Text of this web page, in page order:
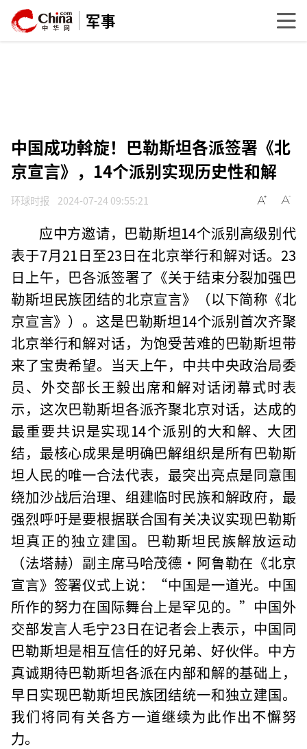
军事
中国成功斡旋！巴勒斯坦各派签署《北
京宣言》，14个派别实现历史性和解
环球时报 2024-07-24 09:55:21
应中方邀请，巴勒斯坦14个派别高级别代
表于7月21日至23日在北京举行和解对话。23
日上午，巴各派签署了《关于结束分裂加强巴
勒斯坦民族团结的北京宣言》（以下简称《北
京宣言》）。这是巴勒斯坦14个派别首次齐聚
北京举行和解对话，为饱受苦难的巴勒斯坦带
来了宝贵希望。当天上午，中共中央政治局委
员、外交部长王毅出席和解对话闭幕式时表
示，这次巴勒斯坦各派齐聚北京对话，达成的
最重要共识是实现14个派别的大和解、大团
结，最核心成果是明确巴解组织是所有巴勒斯
坦人民的唯一合法代表，最突出亮点是同意围
绕加沙战后治理、组建临时民族和解政府，最
强烈呼吁是要根据联合国有关决议实现巴勒斯
坦真正的独立建国。巴勒斯坦民族解放运动
（法塔赫）副主席马哈茂德·阿鲁勒在《北京
宣言》签署仪式上说：“中国是一道光。中国
所作的努力在国际舞台上是罕见的。”中国外
交部发言人毛宁23日在记者会上表示，中国同
巴勒斯坦是相互信任的好兄弟、好伙伴。中方
真诚期待巴勒斯坦各派在内部和解的基础上，
早日实现巴勒斯坦民族团结统一和独立建国。
我们将同有关各方一道继续为此作出不懈努
力。